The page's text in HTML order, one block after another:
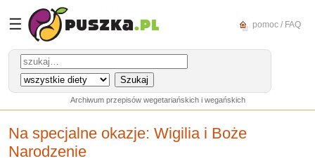
☰ pomoc / FAQ
Archiwum przepisów wegetariańskich i wegańskich
Na specjalne okazje: Wigilia i Boże
Narodzenie